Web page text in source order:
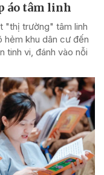
áo tâm linh
"thị trường" tâm linh
hẻm khu dân cư đến
tinh vi, đánh vào nỗi